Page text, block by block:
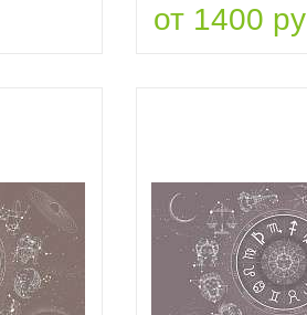
от 1400